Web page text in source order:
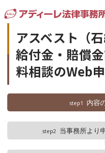
アスベスト（
給付金・賠償
料相談のWeb
step1 内容
step2 当事務所より